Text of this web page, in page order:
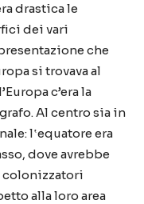
drastica le
dei vari
che
si trovava al
’Europa c’era la
Al centro sia in
l‛equatore era
dove avrebbe
colonizzatori
alla loro area